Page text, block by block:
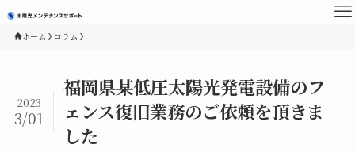
ホーム コラム
福岡県某低圧太陽光発電設備のフ
ェンス復旧業務のご依頼を頂きま
した
2023
3/01